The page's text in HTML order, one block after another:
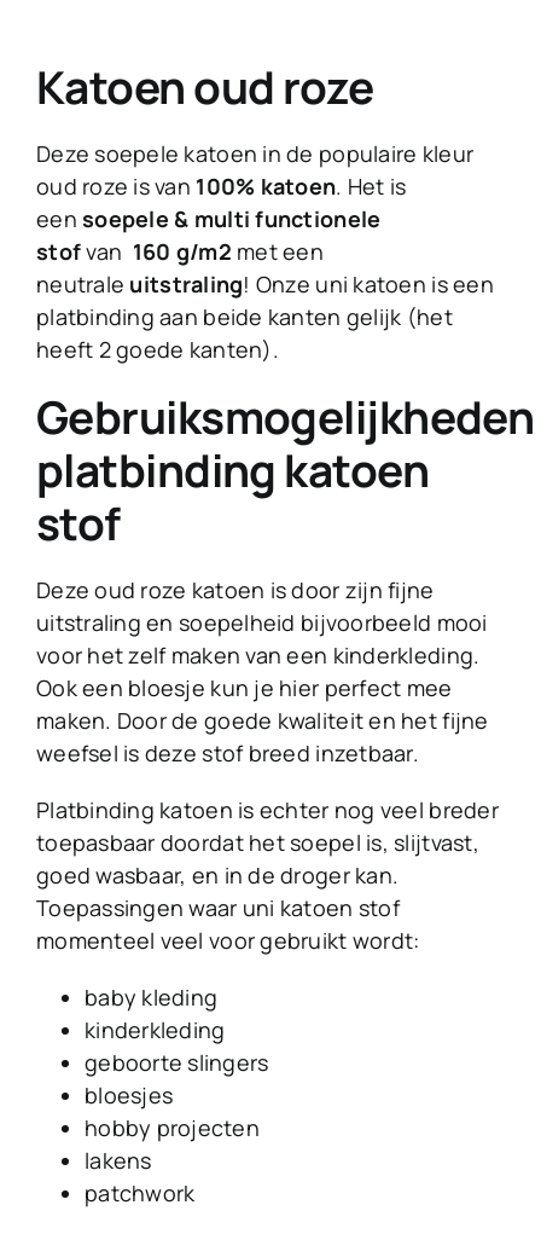
Katoen oud roze
Deze soepele katoen in de populaire kleur
oud roze is van 100% katoen. Het is
eensoepele & multi functionele
stofvan 160 g/m2 met een
neutrale uitstraling! Onze uni katoen is een
platbinding aan beide kanten gelijk (het
heeft 2 goede kanten).
Gebruiksmogelijkheden
platbinding katoen
stof
Deze oud roze katoen is door zijn fijne
uitstraling en soepelheid bijvoorbeeld mooi
voor het zelf maken van een kinderkleding.
Ook een bloesje kun je hier perfect mee
maken. Door de goede kwaliteit en het fijne
weefsel is deze stof breed inzetbaar.
Platbinding katoen is echter nog veel breder
toepasbaar doordat het soepel is, slijtvast,
goed wasbaar, en in de droger kan.
Toepassingen waar uni katoen stof
momenteel veel voor gebruikt wordt:
baby kleding
kinderkleding
geboorte slingers
bloesjes
hobby projecten
lakens
patchwork